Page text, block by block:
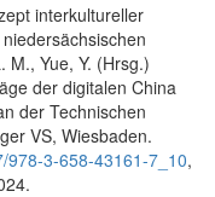
interkultureller
M., Yue, Y. (Hrsg.)
der digitalen China
der Technischen
VS, Wiesbaden.
978-3-658-43161-7_10,